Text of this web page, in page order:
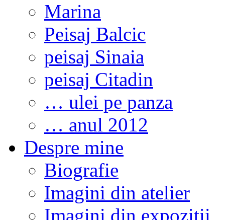
Marina
Peisaj Balcic
peisaj Sinaia
peisaj Citadin
… ulei pe panza
… anul 2012
Despre mine
Biografie
Imagini din atelier
Imagini din expozitii